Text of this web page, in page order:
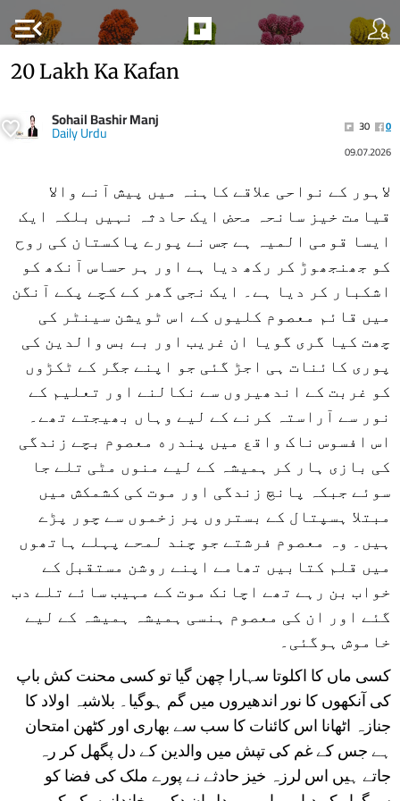
menu_open
20 Lakh Ka Kafan
Sohail Bashir Manj
Daily Urdu 30
0
09.07.2026
لاہور کے نواحی علاقے کاہنہ میں پیش آنے والا
قیامت خیز سانحہ محض ایک حادثہ نہیں بلکہ ایک
ایسا قومی المیہ ہے جس نے پورے پاکستان کی روح
کو جھنجھوڑ کر رکھ دیا ہے اور ہر حساس آنکھ کو
اشکبار کر دیا ہے۔ ایک نجی گھر کے کچے پکے آنگن
میں قائم معصوم کلیوں کے اس ٹویشن سینٹر کی
چھت کیا گری گویا ان غریب اور بے بس والدین کی
پوری کائنات ہی اجڑ گئی جو اپنے جگر کے ٹکڑوں
کو غربت کے اندھیروں سے نکالنے اور تعلیم کے
نور سے آراستہ کرنے کے لیے وہاں بھیجتے تھے۔
اس افسوس ناک واقع میں پندره معصوم بچے زندگی
کی بازی ہار کر ہمیشہ کے لیے منوں مٹی تلے جا
سوئے جبکہ پانچ زندگی اور موت کی کشمکش میں
مبتلا ہسپتال کے بستروں پر زخموں سے چور پڑے
ہیں۔ وہ معصوم فرشتے جو چند لمحے پہلے ہاتھوں
میں قلم کتابیں تھامے اپنے روشن مستقبل کے
خواب بن رہے تھے اچانک موت کے مہیب سائے تلے دب
گئے اور ان کی معصوم ہنسی ہمیشہ ہمیشہ کے لیے
خاموش ہوگئی۔
کسی ماں کا اکلوتا سہارا چھن گیا تو کسی محنت کش باپ
کی آنکھوں کا نور اندھیروں میں گم ہوگیا۔ بلاشبہ اولاد کا
جنازہ اٹھانا اس کائنات کا سب سے بھاری اور کٹھن امتحان
ہے جس کے غم کی تپش میں والدین کے دل پگھل کر رہ
جاتے ہیں اس لرزہ خیز حادثے نے پورے ملک کی فضا کو